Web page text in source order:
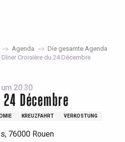
Agenda
Die gesamte Agenda
Dîner Croisière du 24 Décembre
20:30
Décembre
KREUZFAHRT VERKOSTUNG
76000 Rouen